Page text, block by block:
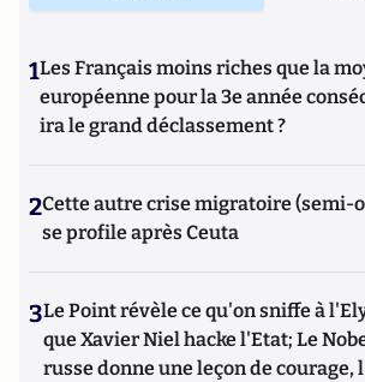
1Les Français moins riches que la
européenne pour la 3e année
ira le grand déclassement ?
2Cette autre crise migratoire (semi-
se profile après Ceuta
3Le Point révèle ce qu'on sniffe à
que Xavier Niel hacke l'Etat; Le
russe donne une leçon de courage,